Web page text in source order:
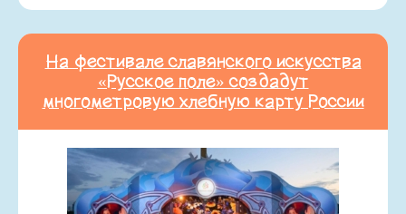
На фестивале славянского искусства
«Русское поле» создадут
многометровую хлебную карту России